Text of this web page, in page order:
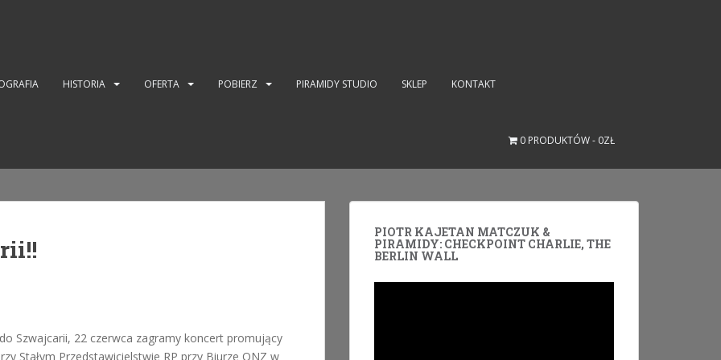
HISTORIA OFERTA POBIERZ PIRAMIDY STUDIO SKLEP KONTAKT
0 PRODUKTÓW 0ZŁ
Szwajcarii, 22 czerwca zagramy koncert promujący
Stałym Przedstawicielstwie RP przy Biurze ONZ w
PIOTR KAJETAN MATCZUK &
PIRAMIDY: CHECKPOINT CHARLIE, THE
BERLIN WALL